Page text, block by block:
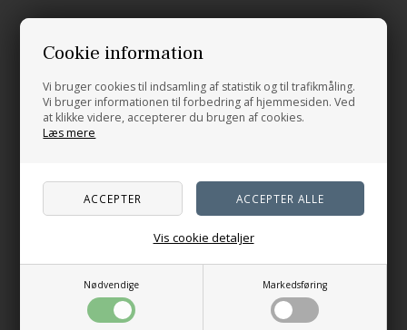
Cookie information
Vi bruger cookies til indsamling af statistik og til trafikmåling.
Vi bruger informationen til forbedring af hjemmesiden. Ved
at klikke videre, accepterer du brugen af cookies.
Læs mere
Nødvendige Markedsføring
Vis cookie detaljer
Relaterede produkter
Novice Slipover Junior